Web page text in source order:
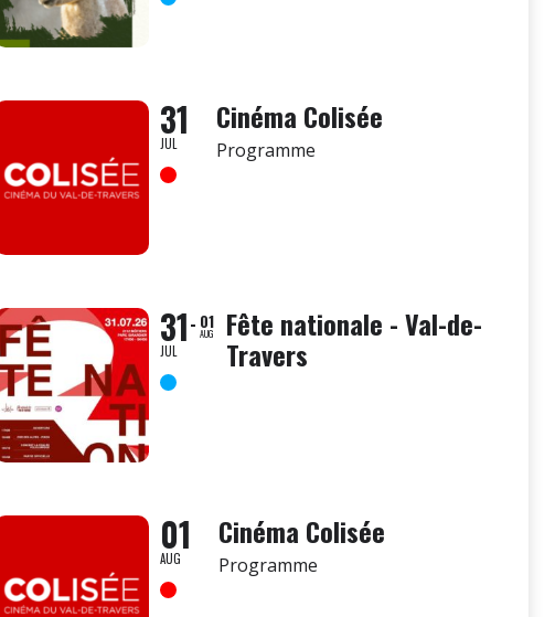
31
JUL
Cinéma Colisée
Programme
31
JUL
01
AUG Fête nationale - Val-de-
Travers
01
AUG
Cinéma Colisée
Programme